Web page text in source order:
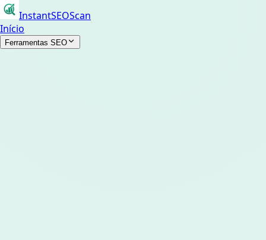
InstantSEOScan
Início
Ferramentas SEO